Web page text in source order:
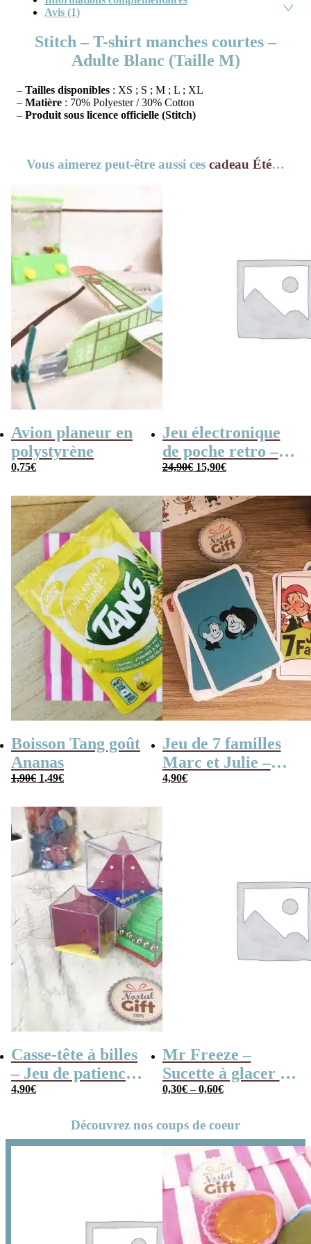
Avis (1)
Stitch – T-shirt manches courtes –
Adulte Blanc (Taille M)
– Tailles disponibles : XS ; S ; M ; L ; XL
– Matière : 70% Polyester / 30% Cotton
– Produit sous licence officielle (Stitch)
Vous aimerez peut-être aussi ces cadeau Été…
Avion planeur en
polystyrène
0,75€
Jeu électronique
de poche retro –
Console vintage
24,90€ Le
était :
24,90€.
15,90€Le
est :
15,90€.
Boisson Tang goût
Ananas
1,90€ Le
était :
1,90€.
1,49€Le
est :
1,49€.
Jeu de 7 familles
Marc et Julie –
Les meilleures
4,90€
Casse-tête à billes
– Jeu de patience
cube x3
4,90€
Mr Freeze –
Sucette à glacer –
Fraise, Cola,
0,30€–0,60€
Découvrez nos coups de coeur